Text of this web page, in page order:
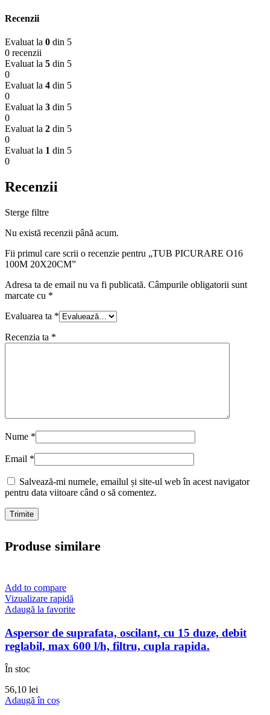
Recenzii
Evaluat la 0 din 5
0 recenzii
Evaluat la 5 din 5
0
Evaluat la 4 din 5
0
Evaluat la 3 din 5
0
Evaluat la 2 din 5
0
Evaluat la 1 din 5
0
Recenzii
Sterge filtre
Nu există recenzii până acum.
Fii primul care scrii o recenzie pentru „TUB PICURARE O16
100M 20X20CM”
Adresa ta de email nu va fi publicată. Câmpurile obligatorii sunt
marcate cu *
Evaluarea ta *
Recenzia ta *
Nume *
Email *
Salvează-mi numele, emailul și site-ul web în acest navigator
pentru data viitoare când o să comentez.
Produse similare
Add to compare
Vizualizare rapidă
Adaugă la favorite
Aspersor de suprafata, oscilant, cu 15 duze, debit
reglabil, max 600 l/h, filtru, cupla rapida.
În stoc
56,10 lei
Adaugă în coș